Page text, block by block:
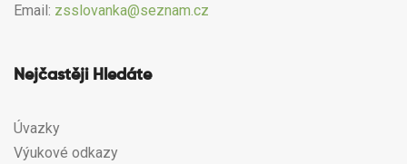
Email: zsslovanka@seznam.cz
Nejčastěji Hledáte
Úvazky
Výukové odkazy